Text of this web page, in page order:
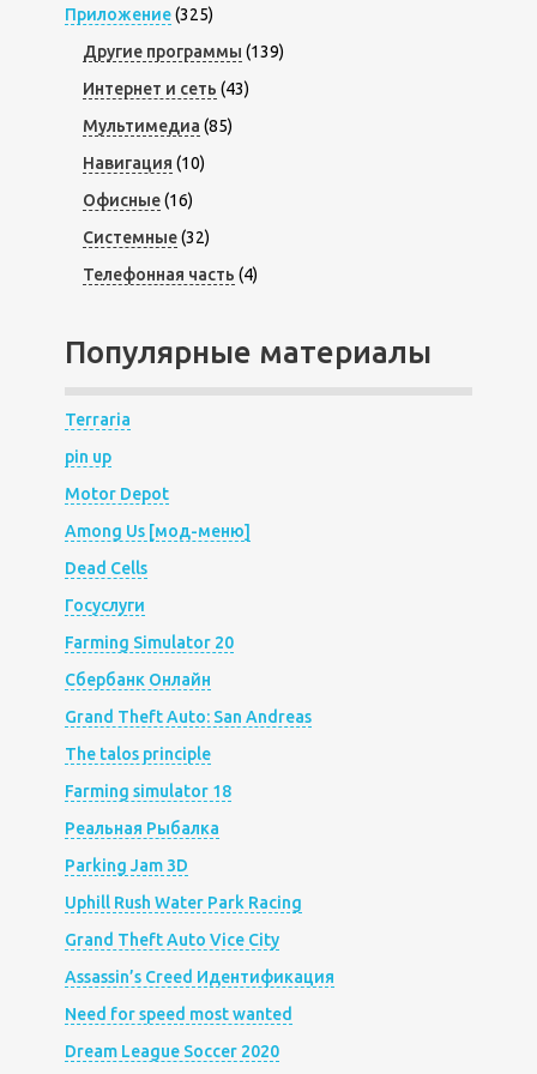
Приложение(325)
Другие программы (139)
Интернет и сеть (43)
Мультимедиа (85)
Навигация (10)
Офисные(16)
Системные(32)
Телефонная часть (4)
Популярные материалы
Terraria
pin up
Motor Depot
Among Us [мод-меню]
Dead Cells
Госуслуги
Farming Simulator 20
Сбербанк Онлайн
Grand Theft Auto: San Andreas
The talos principle
Farming simulator 18
Реальная Рыбалка
Parking Jam 3D
Uphill Rush Water Park Racing
Grand Theft Auto Vice City
Assassin’s Creed Идентификация
Need for speed most wanted
Dream League Soccer 2020